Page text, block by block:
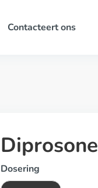
Contacteert ons
Diprosone
Dosering